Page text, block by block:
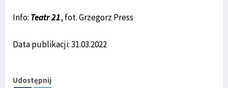
Info: Teatr 21, fot. Grzegorz Press
Data publikacji: 31.03.2022
Udostępnij